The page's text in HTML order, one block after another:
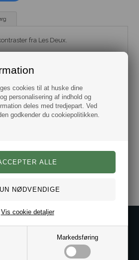
cookies til at huske dine
personalisering af indhold og
deles med tredjepart. Ved
godkender du cookiepolitikken.
Markedsføring
Vis cookie detaljer
fra Les Deux.
Sand
Læder
Kontakt os på